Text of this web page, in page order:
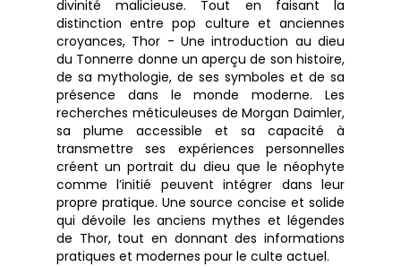
divinité malicieuse. Tout en faisant la
distinction entre pop culture et anciennes
croyances, Thor - Une introduction au dieu
du Tonnerre donne un aperçu de son histoire,
de sa mythologie, de ses symboles et de sa
présence dans le monde moderne. Les
recherches méticuleuses de Morgan Daimler,
sa plume accessible et sa capacité à
transmettre ses expériences personnelles
créent un portrait du dieu que le néophyte
comme l’initié peuvent intégrer dans leur
propre pratique. Une source concise et solide
qui dévoile les anciens mythes et légendes
de Thor, tout en donnant des informations
pratiques et modernes pour le culte actuel.